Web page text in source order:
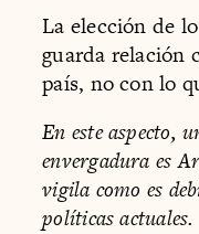
La elección de
guarda relación
país, no con lo
En este aspecto,
envergadura es
vigila como es
políticas actuales.